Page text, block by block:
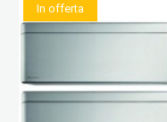
In offerta